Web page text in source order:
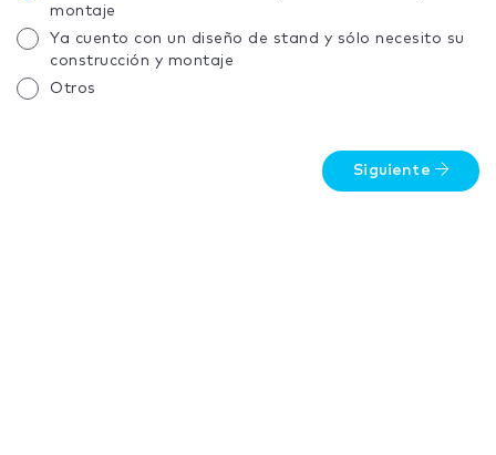
montaje
Ya cuento con un diseño de stand y sólo necesito su
construcción y montaje
Otros
Siguiente